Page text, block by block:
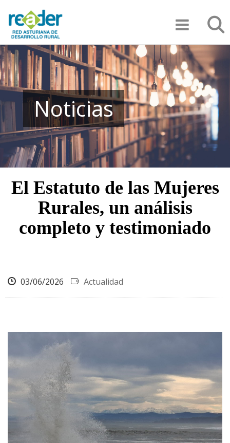
contenido
principal
Noticias
El Estatuto de las Mujeres
Rurales, un análisis
completo y testimoniado
03/06/2026 Actualidad